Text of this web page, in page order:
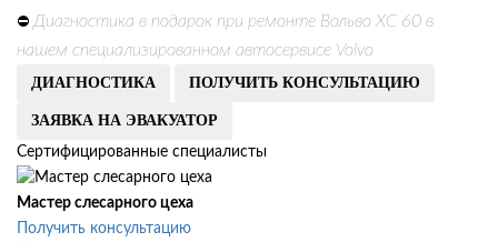
⛔ Диагностика в подарок при ремонте Вольво ХС 60 в
нашем специализированном автосервисе Volvo
ДИАГНОСТИКА ПОЛУЧИТЬ КОНСУЛЬТАЦИЮ
ЗАЯВКА НА ЭВАКУАТОР
Сертифицированные специалисты
Мастер слесарного цеха
Получить консультацию